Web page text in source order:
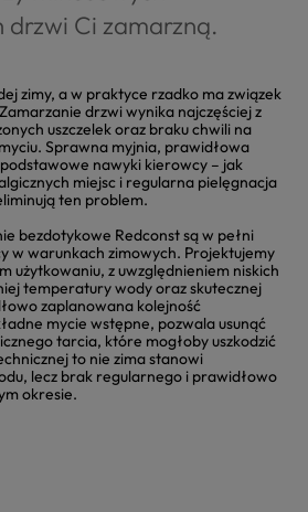
Ci zamarzną.
zimy, a w praktyce rzadko ma związek
drzwi wynika najczęściej z
uszczelek oraz braku chwili na
Sprawna myjnia, prawidłowa
nawyki kierowcy – jak
miejsc i regularna pielęgnacja
ten problem.
bezdotykowe Redconst są w pełni
w warunkach zimowych. Projektujemy
użytkowaniu, z uwzględnieniem niskich
temperatury wody oraz skutecznej
zaplanowana kolejność
mycie wstępne, pozwala usunąć
tarcia, które mogłoby uszkodzić
to nie zima stanowi
lecz brak regularnego i prawidłowo
okresie.